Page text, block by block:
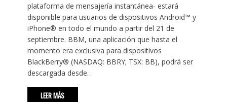
plataforma de mensajería instantánea- estará
disponible para usuarios de dispositivos Android™ y
iPhone® en todo el mundo a partir del 21 de
septiembre. BBM, una aplicación que hasta el
momento era exclusiva para dispositivos
BlackBerry® (NASDAQ: BBRY; TSX: BB), podrá ser
descargada desde…
LEER MÁS